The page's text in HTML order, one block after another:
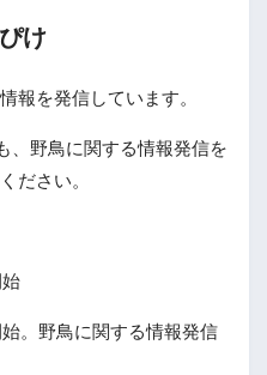
け
情報を発信しています。
、野鳥に関する情報発信を
ださい。
。野鳥に関する情報発信